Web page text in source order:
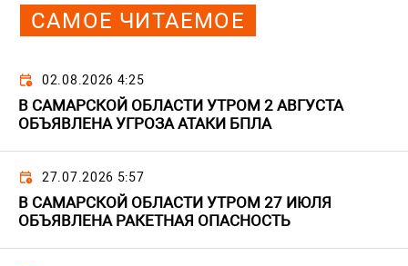
САМОЕ ЧИТАЕМОЕ
02.08.2026 4:25
В САМАРСКОЙ ОБЛАСТИ УТРОМ 2 АВГУСТА
ОБЪЯВЛЕНА УГРОЗА АТАКИ БПЛА
27.07.2026 5:57
В САМАРСКОЙ ОБЛАСТИ УТРОМ 27 ИЮЛЯ
ОБЪЯВЛЕНА РАКЕТНАЯ ОПАСНОСТЬ